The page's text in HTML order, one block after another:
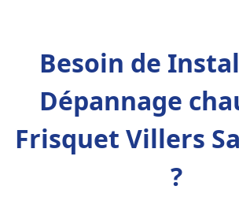
Besoin de
Dépannage
Frisquet Villers
?